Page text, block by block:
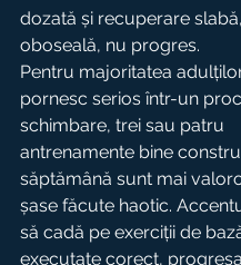
dozată și recuperare
oboseală, nu progres.
Pentru majoritatea
pornesc serios într-un
schimbare, trei sau patru
antrenamente bine
săptămână sunt mai
șase făcute haotic.
să cadă pe exerciții de
executate corect,